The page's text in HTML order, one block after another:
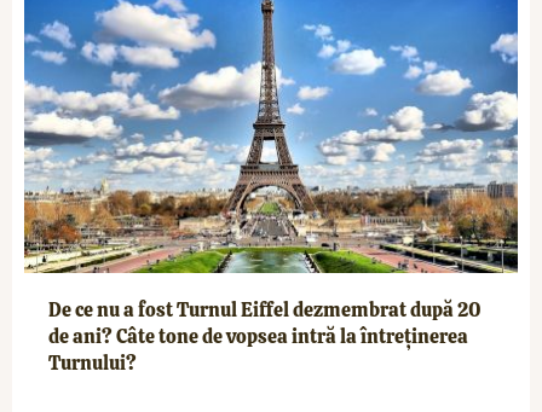
De ce nu a fost Turnul Eiffel dezmembrat după 20
de ani? Câte tone de vopsea intră la întreținerea
Turnului?